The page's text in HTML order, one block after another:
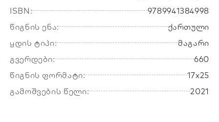
ISBN:
9789941384998
წიგნის ენა:
ქართული
ყდის ტიპი:
მაგარი
გვერდები:
660
წიგნის ფორმატი:
17x25
გამოშვების წელი:
2021